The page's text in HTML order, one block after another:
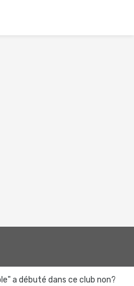
a débuté dans ce club non?